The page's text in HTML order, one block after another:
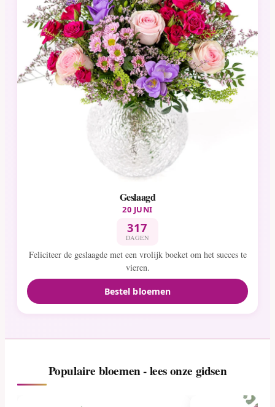
Geslaagd
20 JUNI
317
DAGEN
Feliciteer de geslaagde met een vrolijk boeket om het succes te
vieren.
Bestel bloemen
Populaire bloemen - lees onze gidsen